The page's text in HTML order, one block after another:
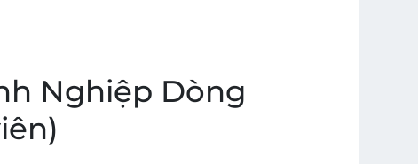
Nghiệp Dòng